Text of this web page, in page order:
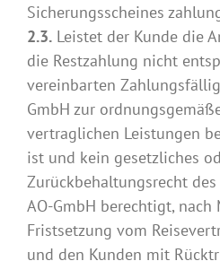
Sicherungsscheines
2.3. Leistet der Kunde die
die Restzahlung nicht
vereinbarten
GmbH zur
vertraglichen Leistungen
ist und kein gesetzliches
Zurückbehaltungsrecht
AO-GmbH berechtigt,
Fristsetzung vom
und den Kunden mit